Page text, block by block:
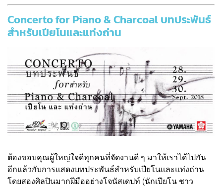
Concerto for Piano & Charcoal บทประพันธ์
สำหรับเปียโนและแท่งถ่าน
ต้องขอบคุณผู้ใหญ่ใจดีทุกคนที่จัดงานดี ๆ มาให้เราได้ไปกัน
อีกแล้วกับการแสดงบทประพันธ์สำหรับเปียโนและแท่งถ่าน
โดยสองศิลปินมากฝีมืออย่างโจนัสเดปท์ (นักเปียโน ชาว